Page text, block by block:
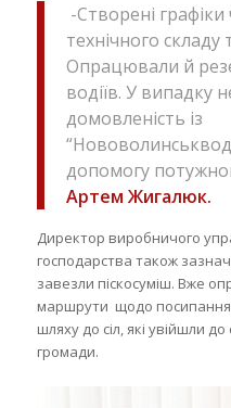
-Створені
технічного складу
Опрацювали й
водіїв. У випадку
домовленість із
допомогу
Артем Жигалюк.
Директор виробничого
господарства також
завезли піскосуміш. Вже
маршрути щодо посипання
шляху до сіл, які увійшли
громади.